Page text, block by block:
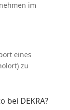
im
eines
zu
DEKRA?